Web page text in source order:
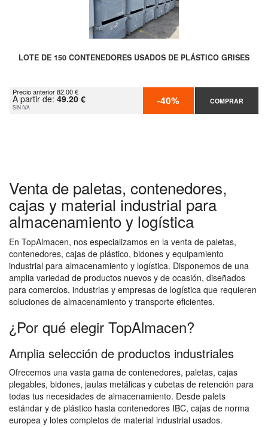
LOTE DE 150 CONTENEDORES USADOS DE PLÁSTICO GRISES
Precio anterior 82.00 €
A partir de: 49.20 €
SIN IVA -40% COMPRAR
Venta de paletas, contenedores,
cajas y material industrial para
almacenamiento y logística
En TopAlmacen, nos especializamos en la venta de paletas,
contenedores, cajas de plástico, bidones y equipamiento
industrial para almacenamiento y logística. Disponemos de una
amplia variedad de productos nuevos y de ocasión, diseñados
para comercios, industrias y empresas de logística que requieren
soluciones de almacenamiento y transporte eficientes.
¿Por qué elegir TopAlmacen?
Amplia selección de productos industriales
Ofrecemos una vasta gama de contenedores, paletas, cajas
plegables, bidones, jaulas metálicas y cubetas de retención para
todas tus necesidades de almacenamiento. Desde palets
estándar y de plástico hasta contenedores IBC, cajas de norma
europea y lotes completos de material industrial usados.